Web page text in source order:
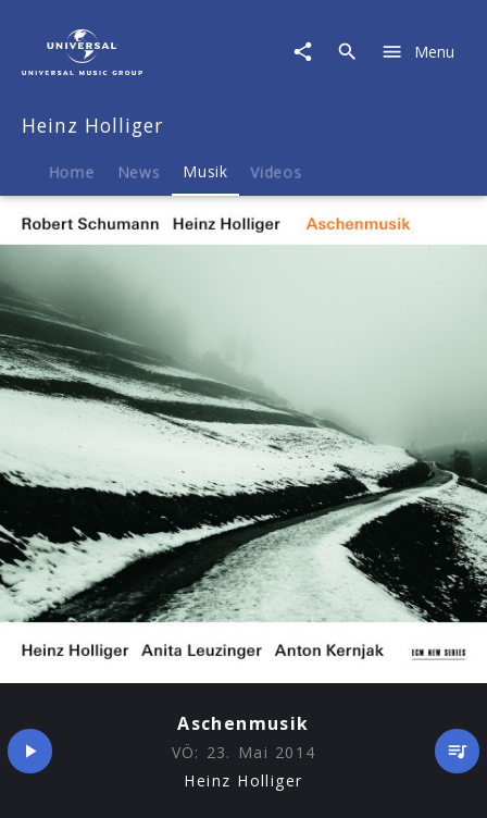
Musik
Aschenmusik
Menu
Heinz Holliger
Home News Musik Videos
Aschenmusik
VÖ: 23. Mai 2014
Heinz Holliger